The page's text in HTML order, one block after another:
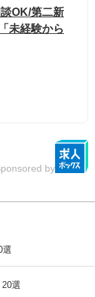
OK/第二新
未経験から
by
選
選